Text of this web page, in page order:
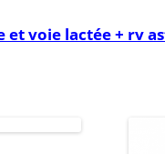
voie lactée + rv